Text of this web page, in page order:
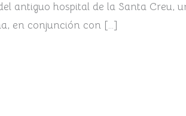
antiguo hospital de la Santa Creu,
en conjunción con […]